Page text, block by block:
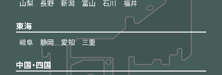
山梨 長野 新潟 富山 石川 福井
東海
岐阜 静岡 愛知 三重
中国・四国